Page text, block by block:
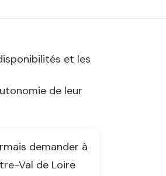
et les
de leur
demander à
Val de Loire